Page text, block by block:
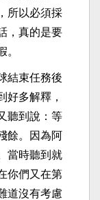
所以必須採
，真的是要
。
結束任務後
好多解釋，
聽到說：等
餘。因為阿
當時聽到就
你們又在第
道沒有考慮